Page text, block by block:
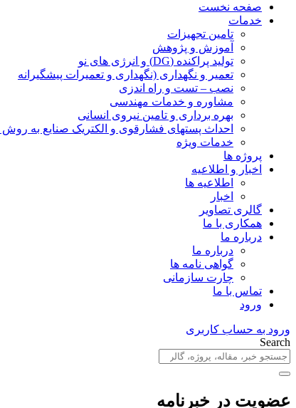
صفحه نخست
خدمات
تامین تجهیزات
آموزش و پژوهش
تولید پراکنده (DG) و انرژی های نو
تعمیر و نگهداری (نگهداری و تعمیرات پیشگیرانه
نصب – تست و راه اندزی
مشاوره و خدمات مهندسی
بهره برداری و تامین نیروی انسانی
احداث پستهای فشارقوی و الکتریک صنایع به روش EPC
خدمات ویژه
پروژه ها
اخبار و اطلاعیه
اطلاعیه ها
اخبار
گالری تصاویر
همکاری با ما
درباره ما
درباره ما
گواهی نامه ها
چارت سازمانی
تماس با ما
ورود
ورود به حساب کاربری
Search
عضویت در خبرنامه